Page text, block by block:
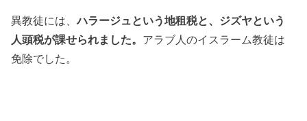
異教徒には、ハラージュという地租税と、ジズヤという
人頭税が課せられました。 アラブ人のイスラーム教徒は
免除でした。